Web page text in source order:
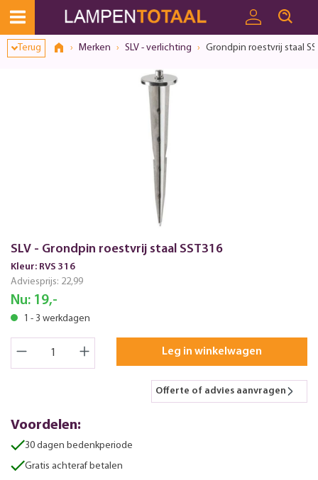
Terug Merken SLV - verlichting Grondpin roestvrij staal
SLV - Grondpin roestvrij staal SST316
Kleur: RVS 316
Adviesprijs: 22,99
Nu: 19,-
1 - 3 werkdagen
Leg in winkelwagen
Offerte of advies aanvragen
Voordelen:
30 dagen bedenkperiode
Gratis achteraf betalen
Toestemmingsvenster geopend